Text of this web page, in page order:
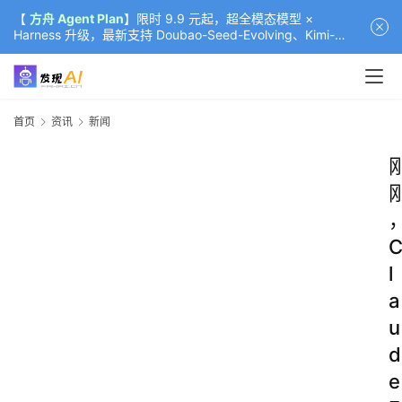
【 方舟 Agent Plan】限时 9.9 元起，超全模态模型 ×
Harness 升级，最新支持 Doubao-Seed-Evolving、Kimi-
K3（部分）、GLM-5.2
首页 资讯 新闻
C
l
a
u
d
e